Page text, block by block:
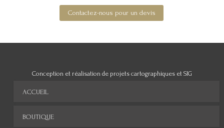
Contactez-nous pour un devis
Conception et réalisation de projets cartographiques et SIG
ACCUEIL
BOUTIQUE